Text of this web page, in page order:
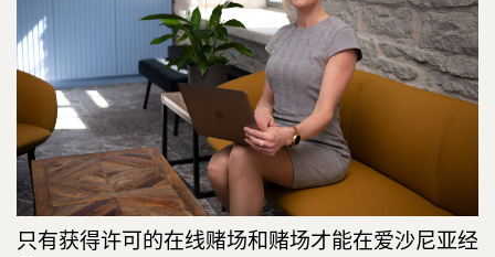
只有获得许可的在线赌场和赌场才能在爱沙尼亚经